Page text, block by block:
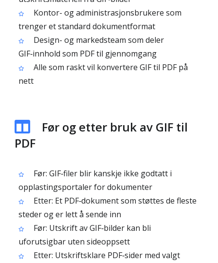
Kontor- og administrasjonsbrukere som
trenger et standard dokumentformat
Design- og markedsteam som deler
GIF‑innhold som PDF til gjennomgang
Alle som raskt vil konvertere GIF til PDF på
nett
Før og etter bruk av GIF til
PDF
Før: GIF‑filer blir kanskje ikke godtatt i
opplastingsportaler for dokumenter
Etter: Et PDF‑dokument som støttes de fleste
steder og er lett å sende inn
Før: Utskrift av GIF‑bilder kan bli
uforutsigbar uten sideoppsett
Etter: Utskriftsklare PDF‑sider med valgt